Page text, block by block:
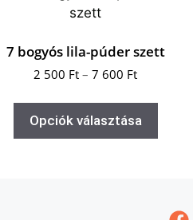
7 bogyós lila-púder szett
2 500 Ft – 7 600 Ft
Opciók választása